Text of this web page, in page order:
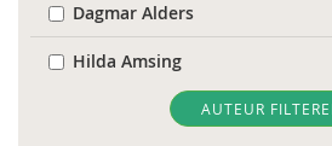
Dagmar Alders
Hilda Amsing
Drs. Anneke Meester-Van Laar
AUTEUR